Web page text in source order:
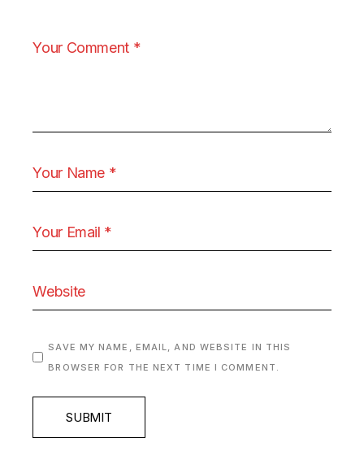
SAVE MY NAME, EMAIL, AND WEBSITE IN THIS
BROWSER FOR THE NEXT TIME I COMMENT.
SUBMIT